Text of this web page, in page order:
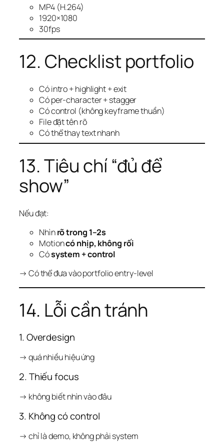
MP4 (H.264)
1920×1080
30fps
12. Checklist portfolio
Có intro + highlight + exit
Có per-character + stagger
Có control (không keyframe thuần)
File đặt tên rõ
Có thể thay text nhanh
13. Tiêu chí “đủ để
show”
Nếu đạt:
Nhìnrõ trong 1–2s
Motioncó nhịp, không rối
Cósystem + control
→ Có thể đưa vào portfolio entry-level
14. Lỗi cần tránh
1. Overdesign
→ quá nhiều hiệu ứng
2. Thiếu focus
→ không biết nhìn vào đâu
3. Không có control
→ chỉ là demo, không phải system